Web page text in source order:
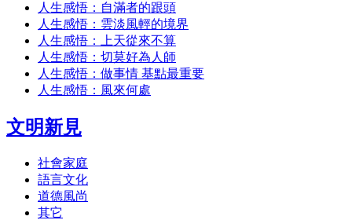
人生感悟：自滿者的跟頭
人生感悟：雲淡風輕的境界
人生感悟：上天從來不算
人生感悟：切莫好為人師
人生感悟：做事情 基點最重要
人生感悟：風來何處
文明新見
社會家庭
語言文化
道德風尚
其它